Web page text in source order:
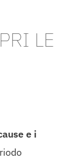
LE
e i